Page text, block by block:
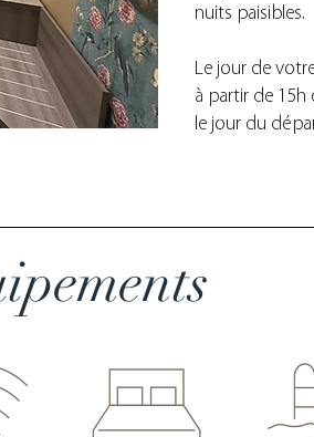
nuits paisibles.
Le jour de
à partir de 15h
le jour du